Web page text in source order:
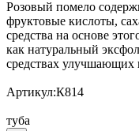
Розовый помело
фруктовые кислоты,
средства на основе
как натуральный
средствах улучшающих
Артикул:К814
туба